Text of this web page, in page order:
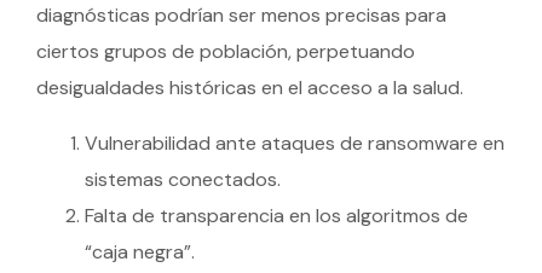
diagnósticas podrían ser menos precisas para
ciertos grupos de población, perpetuando
desigualdades históricas en el acceso a la salud.
Vulnerabilidad ante ataques de ransomware en
sistemas conectados.
Falta de transparencia en los algoritmos de
“caja negra”.